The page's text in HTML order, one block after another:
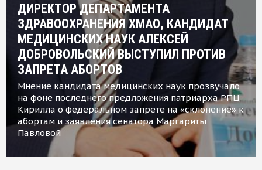
ДИРЕКТОР ДЕПАРТАМЕНТА
ЗДРАВООХРАНЕНИЯ ХМАО, КАНДИДАТ
МЕДИЦИНСКИХ НАУК АЛЕКСЕЙ
ДОБРОВОЛЬСКИЙ ВЫСТУПИЛ ПРОТИВ
ЗАПРЕТА АБОРТОВ
Мнение кандидата медицинских наук прозвучало
на фоне последнего предложения патриарха РПЦ
Кирилла о федеральном запрете на «склонение» к
абортам и заявления сенатора Маргариты
Павловой